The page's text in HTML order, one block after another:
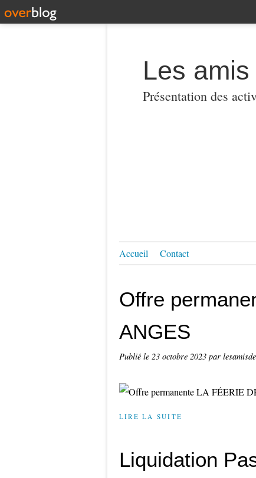
Les
Présentation des
Accueil Contact
Offre
ANGES
Publié le 23 octobre 2023 par
LIRE LA SUITE
Liquidation